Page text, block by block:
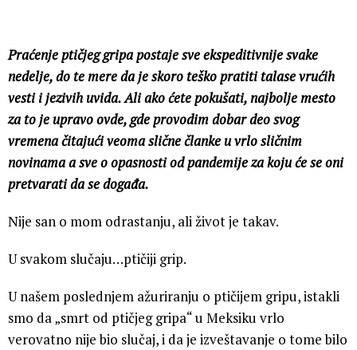
Praćenje ptičjeg gripa postaje sve ekspeditivnije svake
nedelje, do te mere da je skoro teško pratiti talase vrućih
vesti i jezivih uvida. Ali ako ćete pokušati, najbolje mesto
za to je upravo ovde, gde provodim dobar deo svog
vremena čitajući veoma slične članke u vrlo sličnim
novinama a sve o opasnosti od pandemije za koju će se oni
pretvarati da se događa.
Nije san o mom odrastanju, ali život je takav.
U svakom slučaju…ptičiji grip.
U našem poslednjem ažuriranju o ptičijem gripu, istakli
smo da „smrt od ptičjeg gripa“ u Meksiku vrlo
verovatno nije bio slučaj, i da je izveštavanje o tome bilo